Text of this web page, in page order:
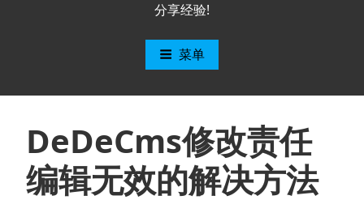
分享经验!
菜单
DeDeCms修改责任
编辑无效的解决方法